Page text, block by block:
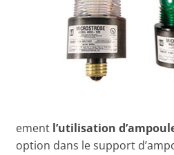
ement l’utilisation
option dans le support